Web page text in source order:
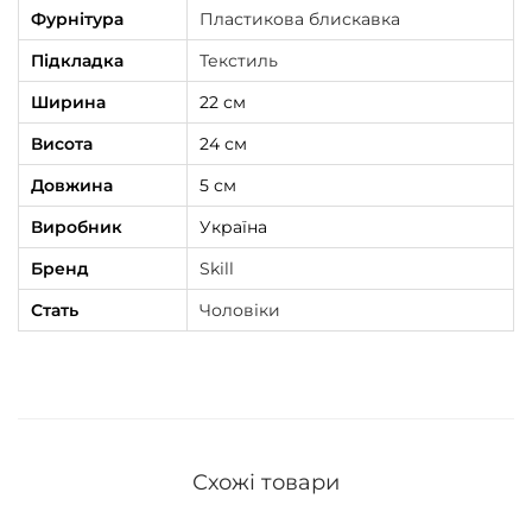
л
ь
к
і
с
т
ь
Фурнітура
Пластикова блискавка
Підкладка
Текстиль
Ширина
22 см
Висота
24 см
Довжина
5 см
Виробник
Україна
Бренд
Skill
Стать
Чоловіки
Схожі товари